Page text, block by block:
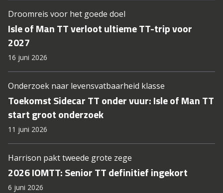
Droomreis voor het goede doel
Isle of Man TT verloot ultieme TT-trip voor
2027
16 juni 2026
Onderzoek naar levensvatbaarheid klasse
Toekomst Sidecar TT onder vuur: Isle of Man TT
start groot onderzoek
11 juni 2026
Harrison pakt tweede grote zege
2026 IOMTT: Senior TT definitief ingekort
6 juni 2026